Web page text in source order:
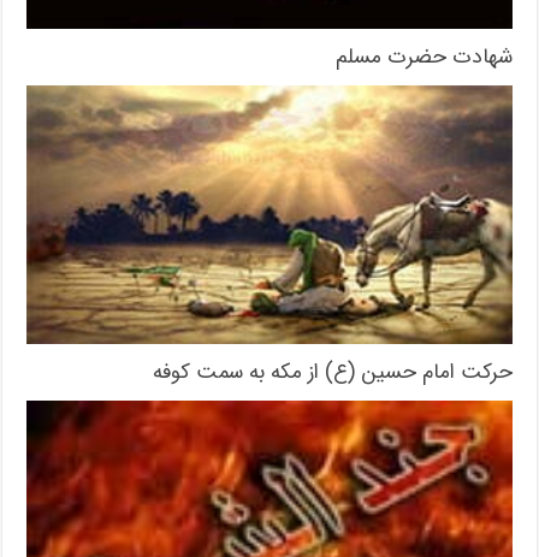
شهادت حضرت مسلم
حرکت امام حسین (ع) از مکه به سمت کوفه